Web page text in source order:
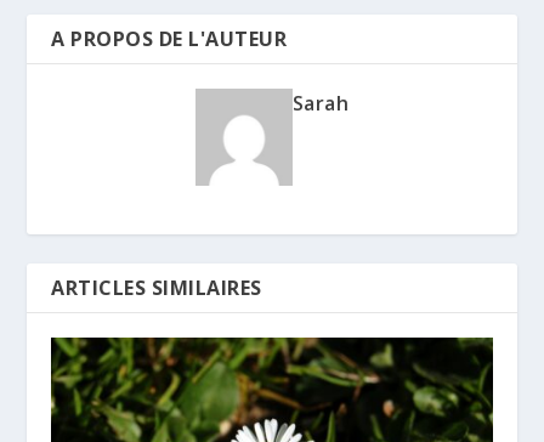
A PROPOS DE L'AUTEUR
Sarah
ARTICLES SIMILAIRES